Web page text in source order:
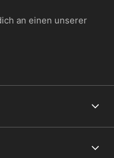
an einen unserer